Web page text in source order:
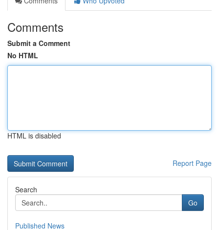
Comments
Submit a Comment
No HTML
HTML is disabled
Report Page
Search
Go
Published News